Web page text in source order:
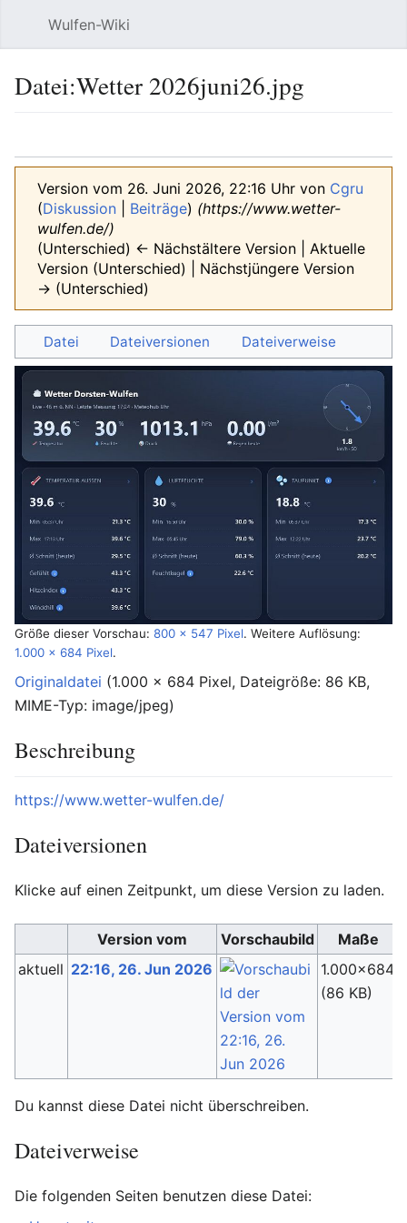
Wulfen-Wiki
Datei:Wetter 2026juni26.jpg
Version vom 26. Juni 2026, 22:16 Uhr von Cgru
(Diskussion Beiträge) (https://www.wetter-
wulfen.de/)
(Unterschied) ← Nächstältere Version | Aktuelle
Version (Unterschied) | Nächstjüngere Version
→ (Unterschied)
Datei Dateiversionen Dateiverweise
Größe dieser Vorschau: 800 × 547 Pixel. Weitere Auflösung:
1.000 × 684 Pixel.
Originaldatei (1.000 × 684 Pixel, Dateigröße: 86 KB,
MIME-Typ: image/jpeg)
Beschreibung
https://www.wetter-wulfen.de/
Dateiversionen
Klicke auf einen Zeitpunkt, um diese Version zu laden.
Version vom Vorschaubild
Maße
aktuell 22:16, 26. Jun 2026
1.000×684
(86 KB)
Du kannst diese Datei nicht überschreiben.
Dateiverweise
Die folgenden Seiten benutzen diese Datei: